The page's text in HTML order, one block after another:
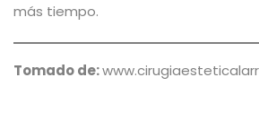
más tiempo.
Tomado de: